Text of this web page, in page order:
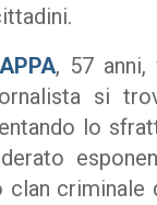
, 57
si
lo
clan criminale